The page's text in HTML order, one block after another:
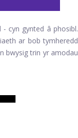
cyn gynted â phosibl.
ar bob tymheredd
bwysig trin yr amodau